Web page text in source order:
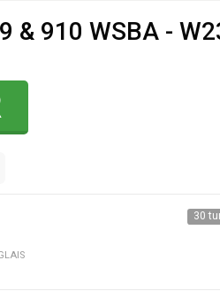
& 910 WSBA -
30